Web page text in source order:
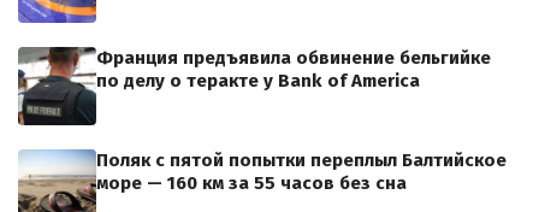
Франция предъявила обвинение бельгийке
по делу о теракте у Bank of America
Поляк с пятой попытки переплыл Балтийское
море — 160 км за 55 часов без сна